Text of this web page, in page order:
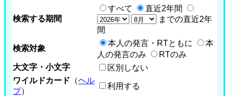
検索する期間
すべて
直近2年間
までの直近2年
間
検索対象
本人の発言・RTともに
本
人の発言のみ
RTのみ
大文字・小文字
区別しない
ワイルドカード （ヘル
プ）
利用する